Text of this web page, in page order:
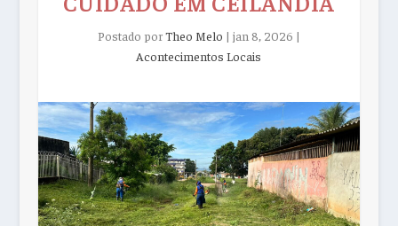
Postado porTheo Melo | jan 8, 2026 |
Acontecimentos Locais